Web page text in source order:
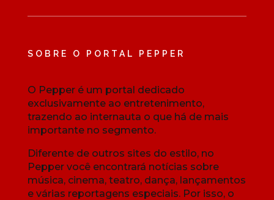
SOBRE O PORTAL PEPPER
O Pepper é um portal dedicado
exclusivamente ao entretenimento,
trazendo ao internauta o que há de mais
importante no segmento.
Diferente de outros sites do estilo, no
Pepper você encontrará notícias sobre
música, cinema, teatro, dança, lançamentos
e várias reportagens especiais. Por isso, o